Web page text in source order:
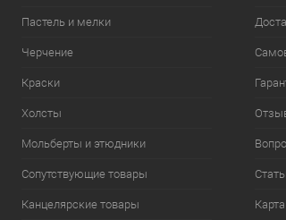
Пастель и мелки
Черчение
Краски
Холсты
Мольберты и этюдники
Сопутствующие товары
Канцелярские товары